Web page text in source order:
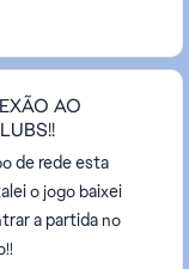
por c...
AO
de rede esta
o jogo baixei
a partida no